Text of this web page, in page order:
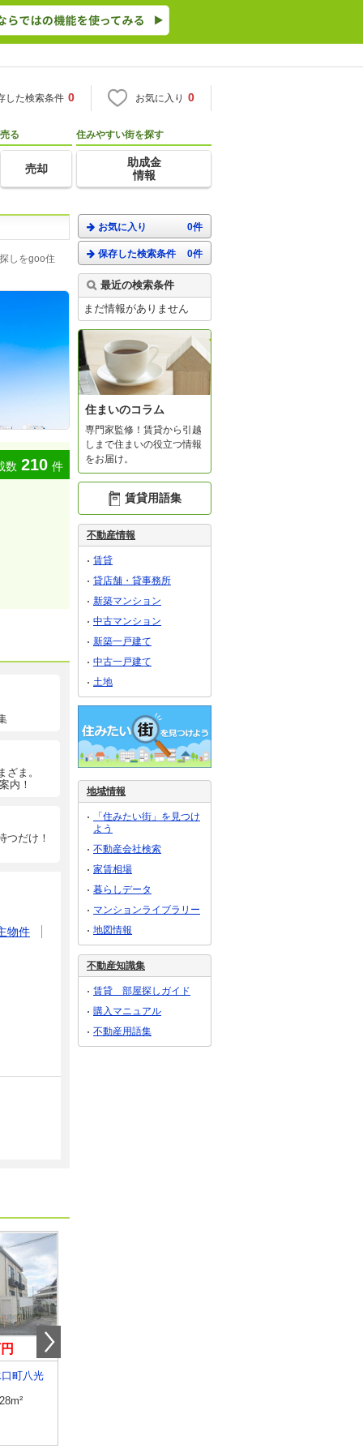
した検索条件 0 お気に入り 0
売る
売却
住みやすい街を探す
助成金
情報
しをgoo住
数 210 件
ま。
内！
つだけ！
物件
町八光
お気に入り 0件
保存した検索条件 0件
最近の検索条件
まだ情報がありません
住まいのコラム
専門家監修！賃貸から引越
しまで住まいの役立つ情報
をお届け。
賃貸用語集
不動産情報
賃貸
貸店舗・貸事務所
新築マンション
中古マンション
新築一戸建て
中古一戸建て
土地
地域情報
「住みたい街」を見つけ
よう
不動産会社検索
家賃相場
暮らしデータ
マンションライブラリー
地図情報
不動産知識集
賃貸 部屋探しガイド
購入マニュアル
不動産用語集